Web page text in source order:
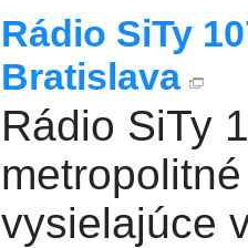
Rádio SiTy
Bratislava
Rádio SiTy
vysielajúce